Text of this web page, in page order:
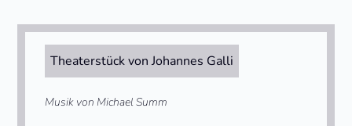
Theaterstück von Johannes Galli
Musik von Michael Summ